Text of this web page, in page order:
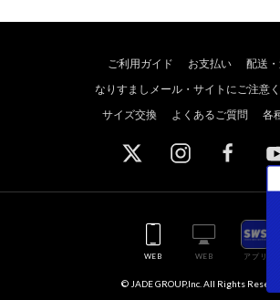
ご利用ガイド お支払い
配送
なりすましメール・サイトにご注意
サイズ交換
よくあるご質問 各
WEB WEB アプリ
© JADE GROUP,Inc. All Rights